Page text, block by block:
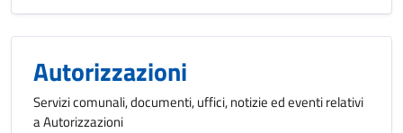
Autorizzazioni
Servizi comunali, documenti, uffici, notizie ed eventi relativi
a Autorizzazioni